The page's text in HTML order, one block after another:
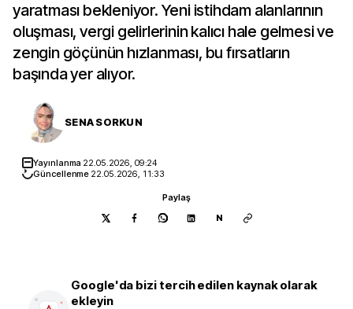
yaratması bekleniyor. Yeni istihdam alanlarının
oluşması, vergi gelirlerinin kalıcı hale gelmesi ve
zengin göçünün hızlanması, bu fırsatların
başında yer alıyor.
SENA SORKUN
Yayınlanma 22.05.2026, 09:24
Güncellenme 22.05.2026, 11:33
Paylaş
N
Google'da bizi tercih edilen kaynak olarak
ekleyin